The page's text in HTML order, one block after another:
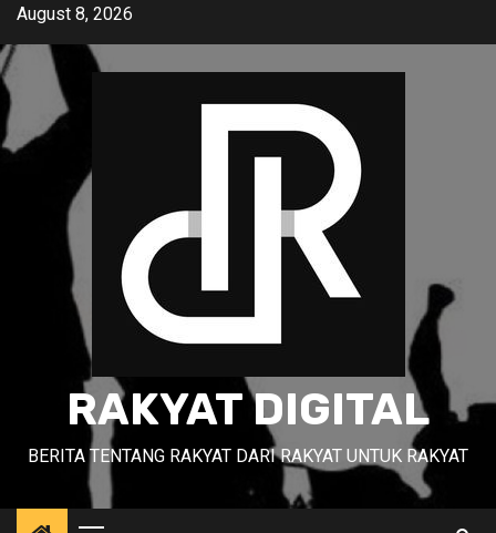
Skip
content
August 8, 2026
RAKYAT DIGITAL
BERITA TENTANG RAKYAT DARI RAKYAT UNTUK RAKYAT